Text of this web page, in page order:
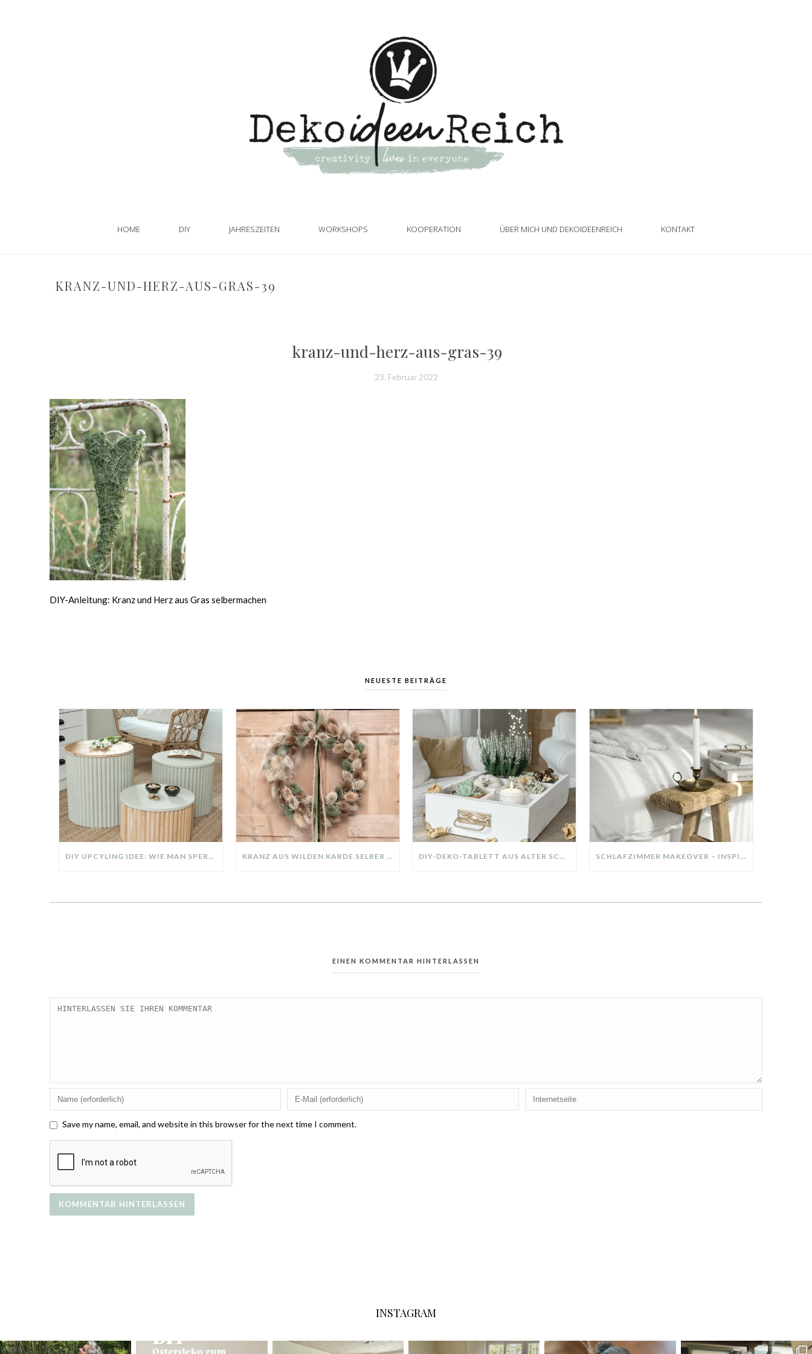
HOME DIY JAHRESZEITEN WORKSHOPS KOOPERATION ÜBER MICH UND DEKOIDEENREICH KONTAKT
KRANZ-UND-HERZ-AUS-GRAS-39
kranz-und-herz-aus-gras-39
23. Februar 2022
DIY-Anleitung: Kranz und Herz aus Gras selbermachen
NEUESTE BEITRÄGE
DIY UPCYLING IDEE: WIE MAN SPERRMÜLL IN EIN DESIGNER TEIL VERWANDELT KRANZ AUS WILDEN KARDE SELBER MACHEN: HERBSTDEKO GANZ EINFACH DIY-DEKO-TABLETT AUS ALTER SCHUBLADE – NACHHALTIGE HERBSTDEKO SELBER MACHEN! SCHLAFZIMMER MAKEOVER – INSPIRATION FÜR DEIN SCHLAFZIMMER: AUS ALT MACH NEU – HELL, GEMÜTLICH UND EINLADEND
EINEN KOMMENTAR HINTERLASSEN
Save my name, email, and website in this browser for the next time I comment.
INSTAGRAM